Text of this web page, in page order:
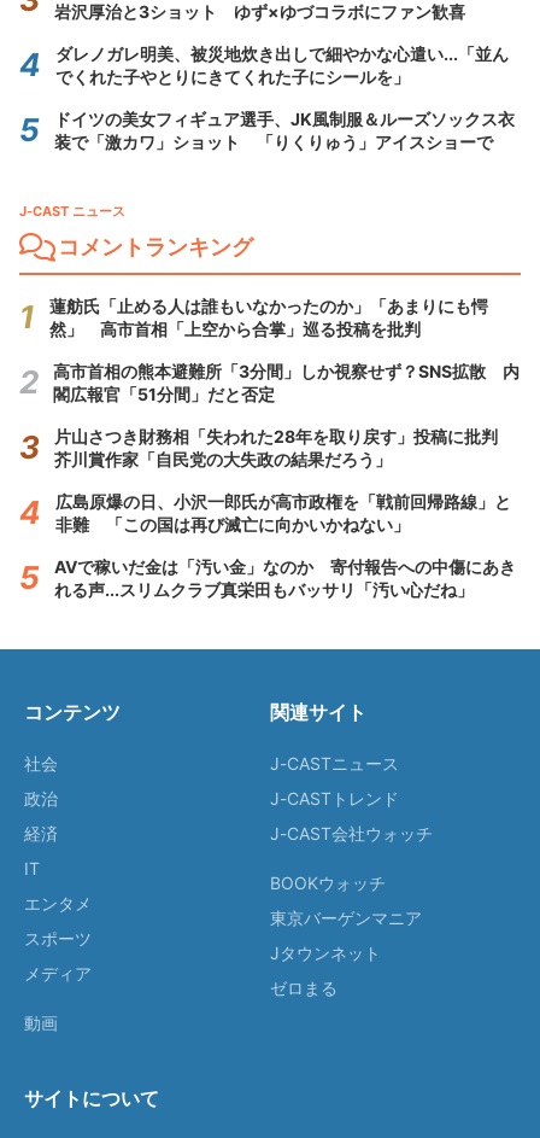
岩沢厚治と3ショット ゆず×ゆづコラボにファン歓喜
ダレノガレ明美、被災地炊き出しで細やかな心遣い...「並ん
でくれた子やとりにきてくれた子にシールを」
ドイツの美女フィギュア選手、JK風制服＆ルーズソックス衣
装で「激カワ」ショット 「りくりゅう」アイスショーで
J-CAST ニュース
コメントランキング
蓮舫氏「止める人は誰もいなかったのか」「あまりにも愕
然」 高市首相「上空から合掌」巡る投稿を批判
高市首相の熊本避難所「3分間」しか視察せず？SNS拡散 内
閣広報官「51分間」だと否定
片山さつき財務相「失われた28年を取り戻す」投稿に批判
芥川賞作家「自民党の大失政の結果だろう」
広島原爆の日、小沢一郎氏が高市政権を「戦前回帰路線」と
非難 「この国は再び滅亡に向かいかねない」
AVで稼いだ金は「汚い金」なのか 寄付報告への中傷にあき
れる声...スリムクラブ真栄田もバッサリ「汚い心だね」
コンテンツ
社会
政治
経済
IT
エンタメ
スポーツ
メディア
動画
関連サイト
J-CASTニュース
J-CASTトレンド
J-CAST会社ウォッチ
BOOKウォッチ
東京バーゲンマニア
Jタウンネット
ゼロまる
サイトについて